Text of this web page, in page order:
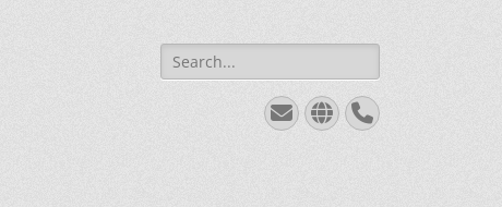
Search
for:
EmailWebsite
Phone